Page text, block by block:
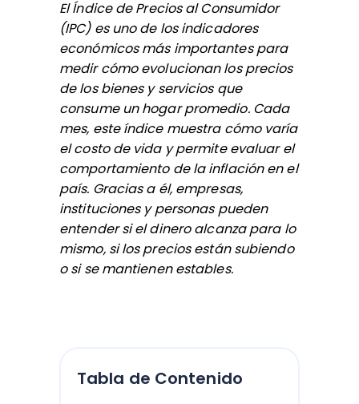
El Índice de Precios al Consumidor
(IPC) es uno de los indicadores
económicos más importantes para
medir cómo evolucionan los precios
de los bienes y servicios que
consume un hogar promedio. Cada
mes, este índice muestra cómo varía
el costo de vida y permite evaluar el
comportamiento de la inflación en el
país. Gracias a él, empresas,
instituciones y personas pueden
entender si el dinero alcanza para lo
mismo, si los precios están subiendo
o si se mantienen estables.
Tabla de Contenido